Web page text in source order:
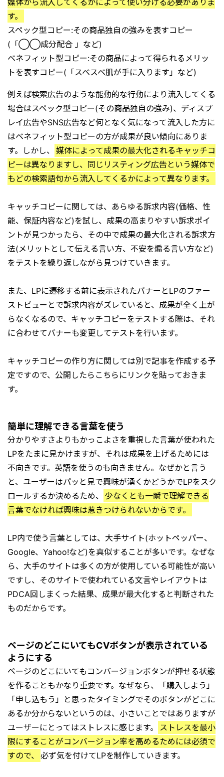
媒体から流入してくるかによって使い分ける必要がありま
す。
スペック型コピー:その商品独自の強みを表すコピー
(「◯◯成分配合 」など)
ベネフィット型コピー:その商品によって得られるメリッ
トを表すコピー(「スベスベ肌が手に入ります」など)
例えば検索広告のような能動的な行動により流入してくる
場合はスペック型コピー(その商品独自の強み)、ディスプ
レイ広告やSNS広告など何となく気になって流入した方に
はベネフィット型コピーの方が成果が良い傾向にありま
す。しかし、
媒体によって成果の最大化されるキャッチコ
ピーは異なりますし、同じリスティング広告という媒体で
もどの検索語句から流入してくるかによって異なります。
キャッチコピーに関しては、あらゆる訴求内容(価格、性
能、保証内容など)を試し、成果の高まりやすい訴求ポイ
ントが見つかったら、その中で成果の最大化される訴求方
法(メリットとして伝える言い方、不安を煽る言い方など)
をテストを繰り返しながら見つけていきます。
また、LPに遷移する前に表示されたバナーとLPのファー
ストビューとで訴求内容がズレていると、成果が全く上が
らなくなるので、キャッチコピーをテストする際は、それ
に合わせてバナーも変更してテストを行います。
キャッチコピーの作り方に関しては別で記事を作成する予
定ですので、公開したらこちらにリンクを貼っておきま
す。
簡単に理解できる言葉を使う
分かりやすさよりもかっこよさを重視した言葉が使われた
LPをたまに見かけますが、それは成果を上げるためには
不向きです。英語を使うのも向きません。なぜかと言う
と、ユーザーはパッと見で興味が湧くかどうかでLPをスク
ロールするか決めるため、
少なくとも一瞬で理解できる
言葉でなければ興味は惹きつけられないからです。
LP内で使う言葉としては、大手サイト(ホットペッパー、
Google、Yahoo!など)を真似することが多いです。なぜな
ら、大手のサイトは多くの方が使用している可能性が高い
ですし、そのサイトで使われている文言やレイアウトは
PDCA回しまくった結果、成果が最大化すると判断された
ものだからです。
ページのどこにいてもCVボタンが表示されている
ようにする
ページのどこにいてもコンバージョンボタンが押せる状態
を作ることもかなり重要です。なぜなら、「購入しよう」
「申し込もう」と思ったタイミングでそのボタンがどこに
あるか分からないというのは、小さいことではありますが
ユーザーにとってはストレスに感じます。
ストレスを最小
限にすることがコンバージョン率を高めるためには必須で
すので、
必ず気を付けてLPを制作していきます。